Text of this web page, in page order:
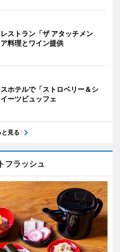
ストラン「ザ アタッチメン
料理とワイン提供
ホテルで「ストロベリー＆シ
ーツビュッフェ
と見る
フラッシュ